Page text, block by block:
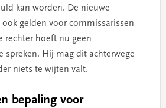
kan worden. De nieuwe
gelden voor commissarissen
rechter hoeft nu geen
spreken. Hij mag dit achterwege
niets te wijten valt.
bepaling voor